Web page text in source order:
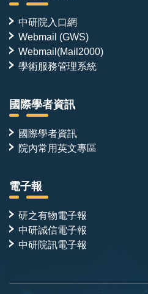
中研院入口網
Webmail (GWS)
Webmail(Mail2000)
學術服務管理系統
國際學者資訊
國際學者資訊
院內常用英文專區
電子報
研之有物電子報
中研誠信電子報
中研院訊電子報